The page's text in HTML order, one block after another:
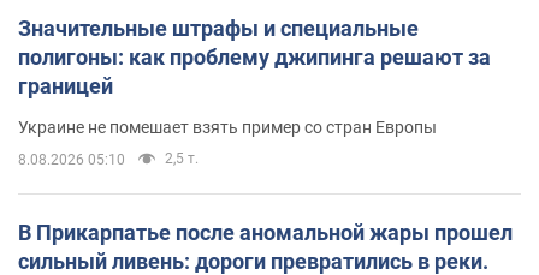
Значительные штрафы и специальные
полигоны: как проблему джипинга решают за
границей
Украине не помешает взять пример со стран Европы
8.08.2026 05:10 2,5 т.
В Прикарпатье после аномальной жары прошел
сильный ливень: дороги превратились в реки.